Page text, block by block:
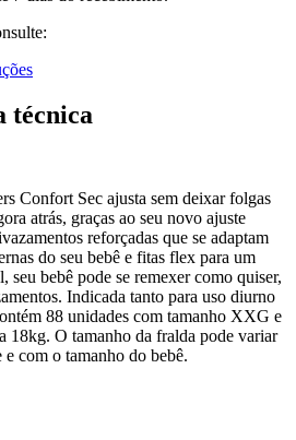
técnica
Confort Sec ajusta sem deixar folgas
atrás, graças ao seu novo ajuste
reforçadas que se adaptam
do seu bebê e fitas flex para um
bebê pode se remexer como quiser,
Indicada tanto para uso diurno
88 unidades com tamanho XXG e
18kg. O tamanho da fralda pode variar
com o tamanho do bebê.